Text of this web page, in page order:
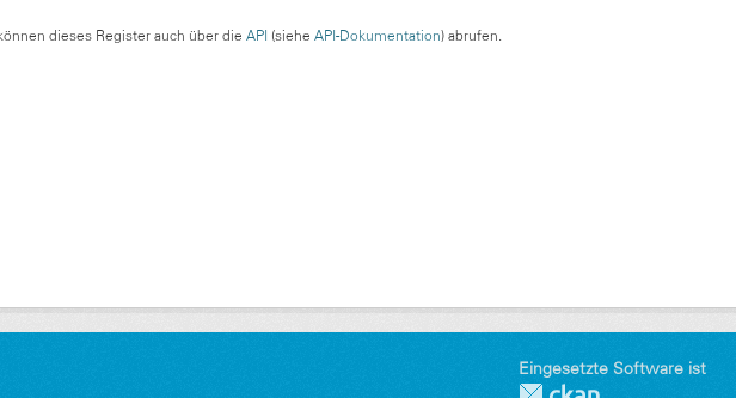
dieses Register auch über die API (siehe API-Dokumentation) abrufen.
Eingesetzte Software ist